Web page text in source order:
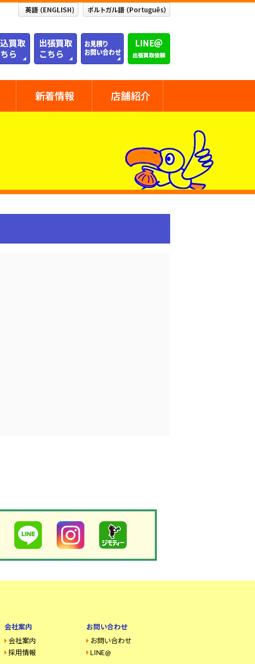
新着情報 店舗紹介
会社案内
会社案内
採用情報
お問い合わせ
お問い合わせ
LINE@